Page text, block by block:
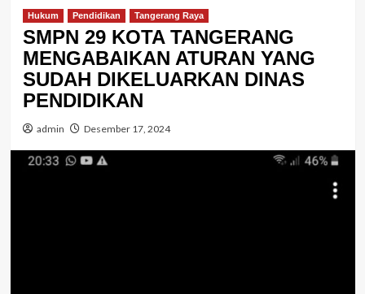
Hukum Pendidikan Tangerang Raya
SMPN 29 KOTA TANGERANG
MENGABAIKAN ATURAN YANG
SUDAH DIKELUARKAN DINAS
PENDIDIKAN
admin Desember 17, 2024